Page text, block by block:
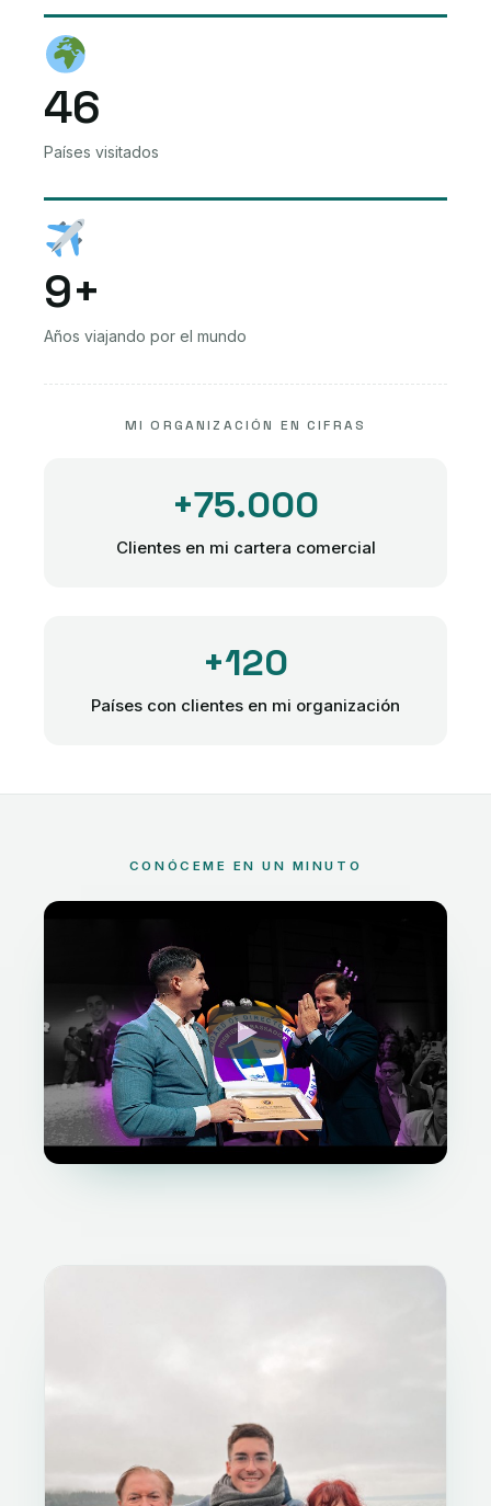
46
Países visitados
9+
Años viajando por el mundo
MI ORGANIZACIÓN EN CIFRAS
+75.000
Clientes en mi cartera comercial
+120
Países con clientes en mi organización
CONÓCEME EN UN MINUTO